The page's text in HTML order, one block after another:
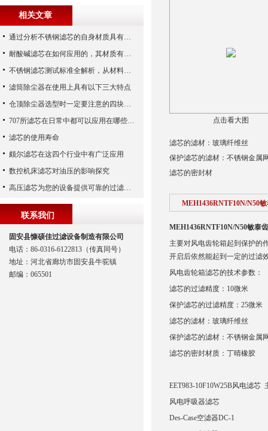
点击看大图
滤芯的滤材：玻璃纤维丝
保护滤芯的滤材：不锈钢金属
滤芯的密封材
MEH1436RNTF10N/N50
MEH1436RNTF10N/N50敏泰
主要对风电齿轮箱起到保护的
开启后依然能起到一定的过滤
风电齿轮箱滤芯的技术参数：
滤芯的过滤精度：10微米
保护滤芯的过滤精度：25微米
滤芯的滤材：玻璃纤维丝
保护滤芯的滤材：不锈钢金属
滤芯的密封材质：丁晴橡胶
EET983-10F10W25B风电滤芯
风电呼吸器滤芯
Des-Case空滤器DC-1
相关文章
通过分析不锈钢滤芯的自身材质具有哪些优点？
耐酸碱滤芯在如何应用的，其材质有什么性能？
不锈钢滤芯测试标准全解析，从材料性能到应用场景的严苛验证
滤筒除尘器在使用上具有以下三大特点
仓顶除尘器选型时一定要注意的四块内容
707所滤芯在日常中都可以应用在哪些领域中？
滤芯的使用寿命
颇尔滤芯在这四个行业中有广泛应用
数控机床滤芯对油压的影响探究
高压滤芯为您的设备提供可靠的过滤保护
联系我们
固安县慷硕佳过滤设备制造有限公司
电话：86-0316-6122813（传真同号）
地址：河北省廊坊市固安县牛驼镇
邮编：065501